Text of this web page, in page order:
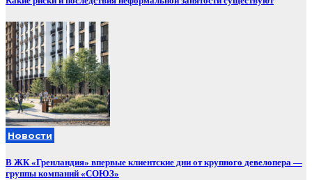
Новости
В ЖК «Гренландия» впервые клиентские дни от крупного девелопера —
группы компаний «СОЮЗ»